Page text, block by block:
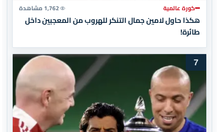
كورة عالمية 1,762 مشاهدة
هكذا حاول لامين جمال التنكر للهروب من المعجبين داخل
طائرة!
7